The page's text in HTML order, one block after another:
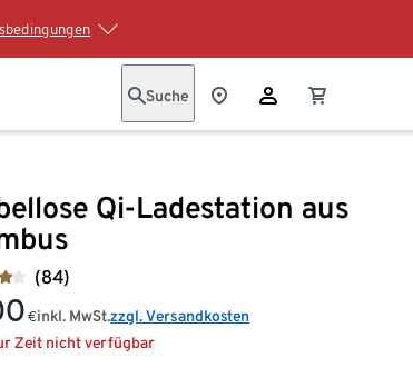
Suche
Qi-Ladestation aus
(84)
€inkl. MwSt.zzgl. Versandkosten
Zeit nicht verfügbar